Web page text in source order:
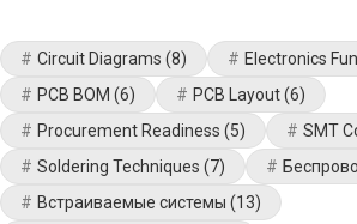
Circuit Diagrams (8) Electronics
PCB BOM (6) PCB Layout(6)
Procurement Readiness (5) SMT
Soldering Techniques (7)
Встраиваемые системы (13)